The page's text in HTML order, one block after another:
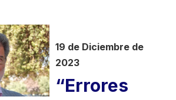
19 de Diciembre de
2023
“Errores